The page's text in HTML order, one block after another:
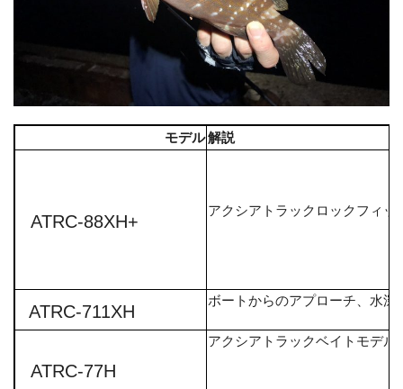
モデル解説
ATRC-88XH+
アクシアトラックロックフィ
ATRC-711XH
ボートからのアプローチ、水
ATRC-77H
アクシアトラックベイトモデ